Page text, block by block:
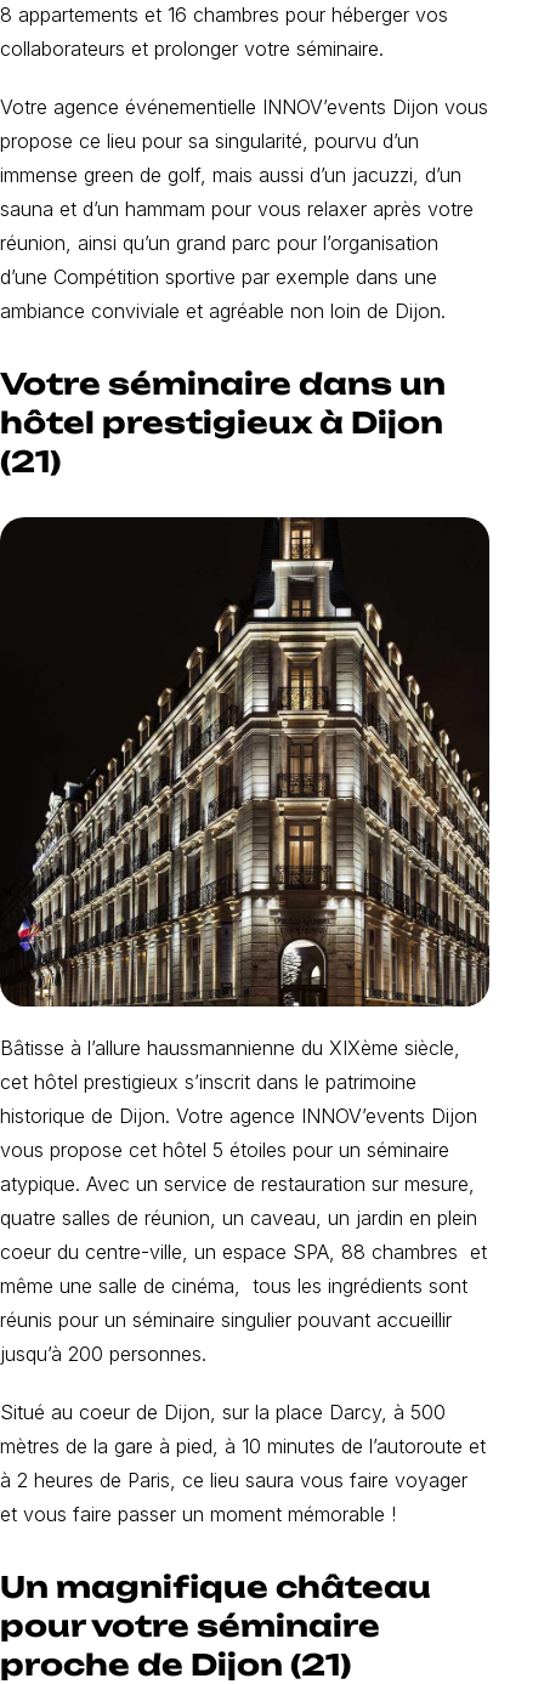
8 appartements et 16 chambres pour héberger vos
collaborateurs et prolonger votre séminaire.
Votre agence événementielle INNOV’events Dijon vous
propose ce lieu pour sa singularité, pourvu d’un
immense green de golf, mais aussi d’un jacuzzi, d’un
sauna et d’un hammam pour vous relaxer après votre
réunion, ainsi qu’un grand parc pour l’organisation
d’une Compétition sportive par exemple dans une
ambiance conviviale et agréable non loin de Dijon.
Votre séminaire dans un
hôtel prestigieux à Dijon
(21)
Bâtisse à l’allure haussmannienne du XIXème siècle,
cet hôtel prestigieux s’inscrit dans le patrimoine
historique de Dijon. Votre agence INNOV’events Dijon
vous propose cet hôtel 5 étoiles pour un séminaire
atypique. Avec un service de restauration sur mesure,
quatre salles de réunion, un caveau, un jardin en plein
coeur du centre-ville, un espace SPA, 88 chambres et
même une salle de cinéma, tous les ingrédients sont
réunis pour un séminaire singulier pouvant accueillir
jusqu’à 200 personnes.
Situé au coeur de Dijon, sur la place Darcy, à 500
mètres de la gare à pied, à 10 minutes de l’autoroute et
à 2 heures de Paris, ce lieu saura vous faire voyager
et vous faire passer un moment mémorable !
Un magnifique château
pour votre séminaire
proche de Dijon (21)